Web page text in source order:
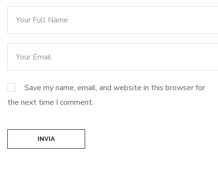
Save my name, email, and website in this browser for
the next time I comment.
INVIA